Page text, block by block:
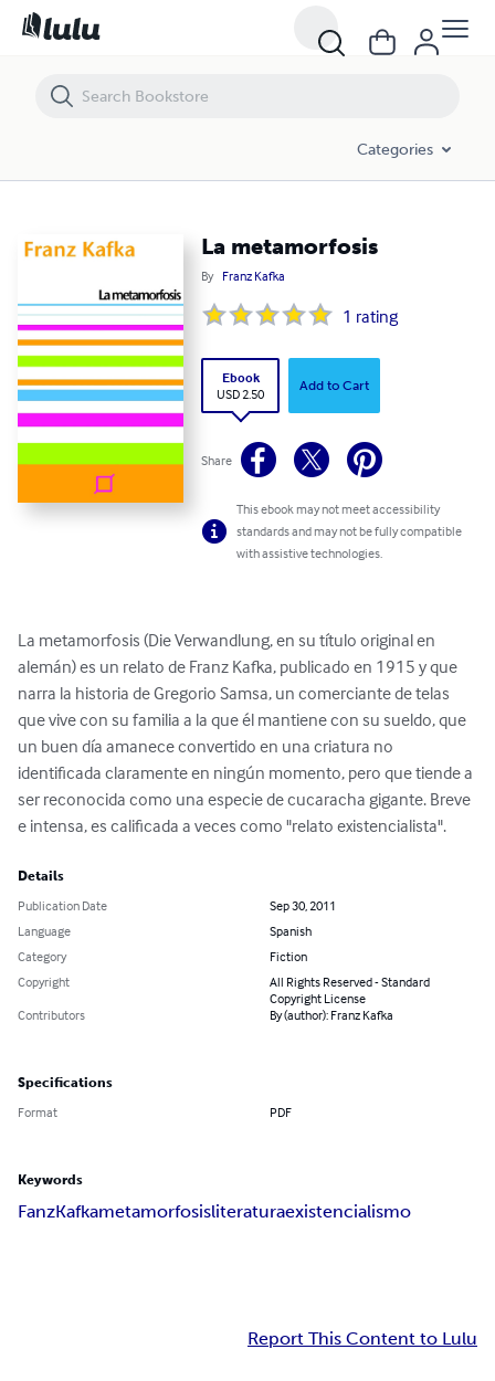
Categories
La metamorfosis
By Franz Kafka
1 rating
Ebook
USD 2.50
Add to Cart
Share
This ebook may not meet accessibility
standards and may not be fully compatible
with assistive technologies.
La metamorfosis (Die Verwandlung, en su título original en
alemán) es un relato de Franz Kafka, publicado en 1915 y que
narra la historia de Gregorio Samsa, un comerciante de telas
que vive con su familia a la que él mantiene con su sueldo, que
un buen día amanece convertido en una criatura no
identificada claramente en ningún momento, pero que tiende a
ser reconocida como una especie de cucaracha gigante. Breve
e intensa, es calificada a veces como "relato existencialista".
Details
Publication Date
Sep 30, 2011
Language
Spanish
Category
Fiction
Copyright
All Rights Reserved - Standard
Copyright License
Contributors
By (author): Franz Kafka
Specifications
Format PDF
Keywords
FanzKafkametamorfosisliteraturaexistencialismo
Report This Content to Lulu
La metamorfosis